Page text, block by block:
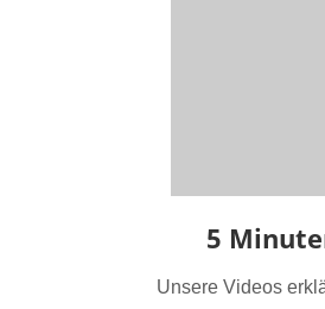
5
Unsere Videos